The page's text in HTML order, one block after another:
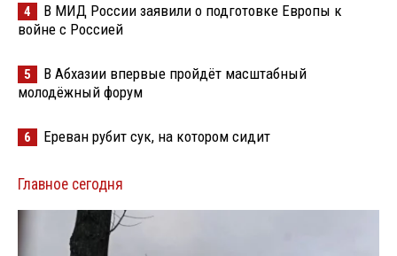
4
В МИД России заявили о подготовке Европы к
войне с Россией
5
В Абхазии впервые пройдёт масштабный
молодёжный форум
6 Ереван рубит сук, на котором сидит
Главное сегодня